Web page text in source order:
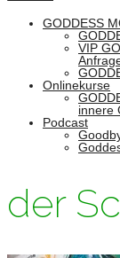
GODDESS
VIP
Onlinekurse
innere
Podcast
der